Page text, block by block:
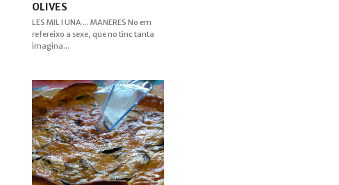
OLIVES
LES MIL I UNA ... MANERES No em
refereixo a sexe, que no tinc tanta
imagina...